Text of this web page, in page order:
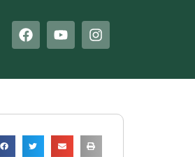
F
a
b
o
Y
o
u
e
I
n
a
r
m